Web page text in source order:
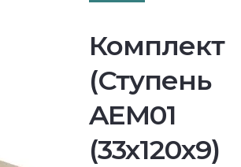
Комплект
(Ступень
AEM01
(33x120x9)